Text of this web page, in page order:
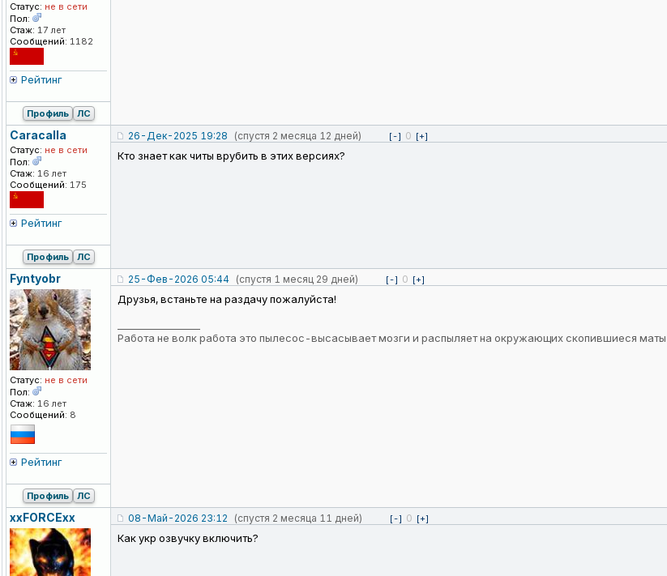
Статус: не в сети
Пол:
Стаж: 17 лет
Сообщений: 1182
Рейтинг
Профиль ЛС
Caracalla
Статус: не в сети
Пол:
Стаж: 16 лет
Сообщений: 175
Рейтинг
26-Дек-2025 19:28 (спустя 2 месяца 12 дней) [-] 0 [+]
Кто знает как читы врубить в этих версиях?
Профиль ЛС
Fyntyobr
Статус: не в сети
Пол:
Стаж: 16 лет
Сообщений: 8
Рейтинг
25-Фев-2026 05:44 (спустя 1 месяц 29 дней) [-] 0 [+]
Друзья, встаньте на раздачу пожалуйста!
Работа не волк работа это пылесос-высасывает мозги и распыляет на окружающих скопившиеся
Профиль ЛС
xxFORCExx 08-Май-2026 23:12 (спустя 2 месяца 11 дней) [-] 0 [+]
Как укр озвучку включить?